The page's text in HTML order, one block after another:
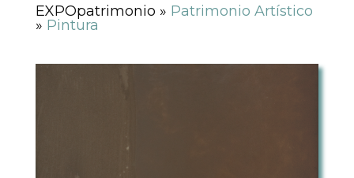
EXPOpatrimonio » Patrimonio Artístico
» Pintura